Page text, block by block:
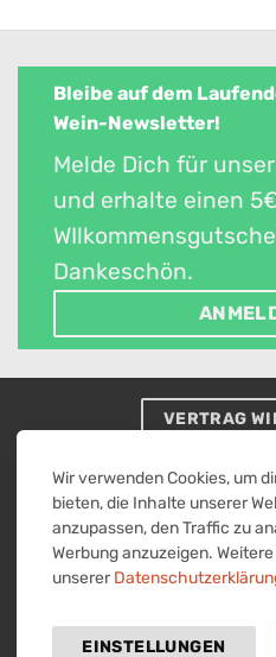
Bleibe auf dem
Wein-Newsletter!
Melde Dich für
und erhalte einen
Dankeschön.
VERTRAG
ALLGEMEINE
WIDERRUFSBELEHRUNG
zzgl.
Wir verwenden Cookies, um
bieten, die Inhalte unserer
anzupassen, den Traffic zu
Werbung anzuzeigen.
unserer
EINSTELLUNGEN